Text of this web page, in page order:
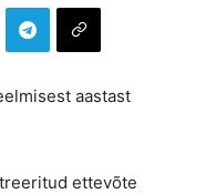
aastast
ettevõte